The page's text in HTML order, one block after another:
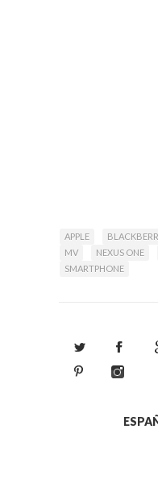
APPLE
MV
NEXUS ONE
SMARTPHONE